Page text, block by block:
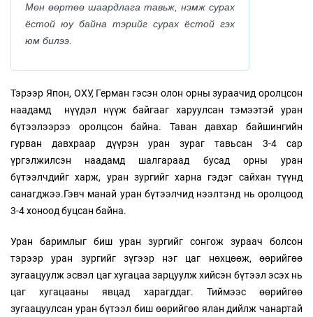
Мөн өөртөө шаардлага тавьж, нэмж сурах
ёстой юу байна тэрийг сурах ёстой гэх
юм билээ.
Тэрээр Япон, ОХУ, Герман гэсэн олон орны зураачид оролцсон
наадамд нүүдэл нүүж байгааг харуулсан тэмээтэй уран
бүтээлээрээ оролцсон байна. Таван давхар байшингийн
гурван давхраар дүүрэн уран зураг тавьсан 3-4 сар
үргэлжилсэн наадамд шалгараад бусад орны уран
бүтээлчдийг харж, уран зургийг харна гэдэг сайхан түүнд
санагджээ.Гэвч манай уран бүтээлчид нээлтэнд нь оролцоод
3-4 хоноод буцсан байна.
Уран баримлыг биш уран зургийг сонгож зураач болсон
тэрээр уран зургийг зүгээр нэг цаг нөхцөөж, өөрийгөө
зугаацуулж эсвэл цаг хугацаа зарцуулж хийсэн бүтээл эсэх нь
цаг хугацааны явцад харагддаг. Тиймээс өөрийгөө
зугаацуулсан уран бүтээл биш өөрийгөө ялан дийлж чанартай